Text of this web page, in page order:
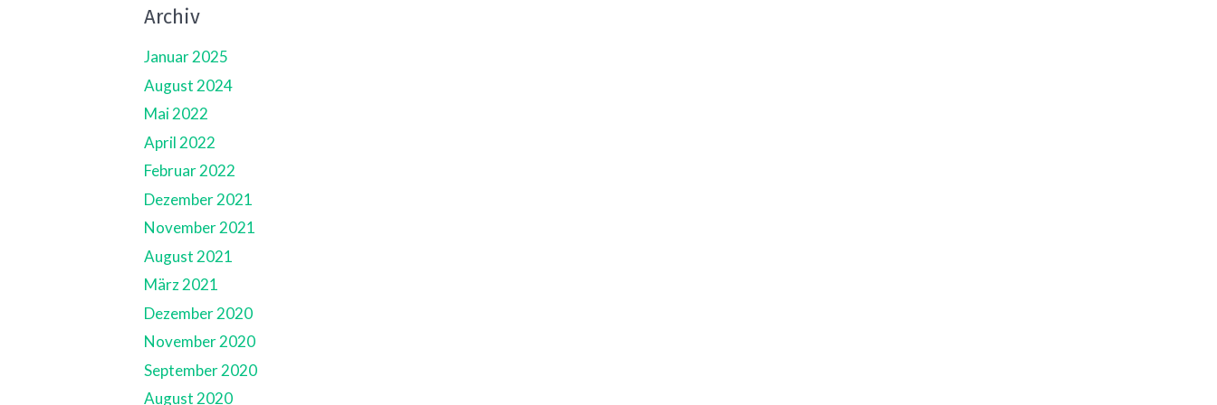
Archiv
Januar 2025
August 2024
Mai 2022
April 2022
Februar 2022
Dezember 2021
November 2021
August 2021
März 2021
Dezember 2020
November 2020
September 2020
August 2020